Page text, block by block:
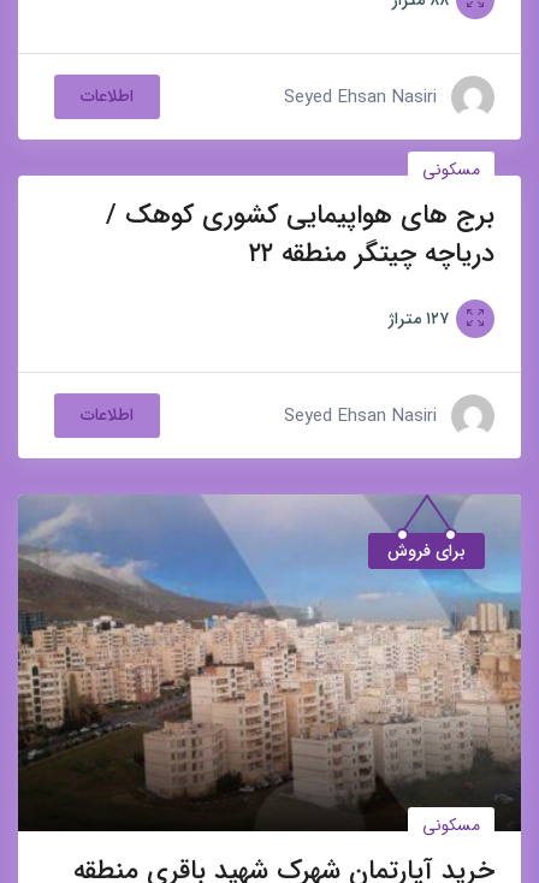
Seyed Ehsan Nasiri اطلاعات
برای فروش
مسکونی
برج های هواپیمایی کشوری کوهک /
دریاچه چیتگر منطقه ۲۲
۱۲۷ متراژ
Seyed Ehsan Nasiri اطلاعات
برای فروش
مسکونی
خرید آپارتمان شهرک شهید باقری منطقه